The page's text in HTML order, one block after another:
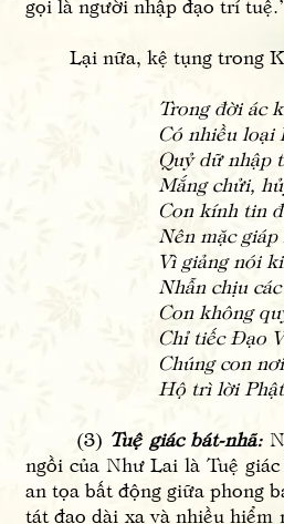
Lại nữa, kệ tụng trong
Trong đời ác
Có nhiều loại
Quỷ dữ nhập
Mắng chửi,
Con kính tin
Nên mặc
Vì giảng nói
Nhẫn chịu
Con không
Chỉ tiếc Đạo
Chúng con
Hộ trì lời
(3) Tuệ giác bát-nhã:
ngồi của Như Lai là Tuệ
an tọa bất động giữa phong
tát đạo dài xa và nhiều